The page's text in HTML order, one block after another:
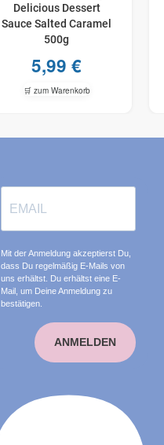
Delicious Dessert
Sauce Salted Caramel
500g
5,99 €
🛒 zum Warenkorb
Mit der Anmeldung akzeptierst Du,
dass Du regelmäßig E-Mails von
uns erhältst. Du erhältst eine E-
Mail, um Deine Anmeldung zu
bestätigen.
ANMELDEN